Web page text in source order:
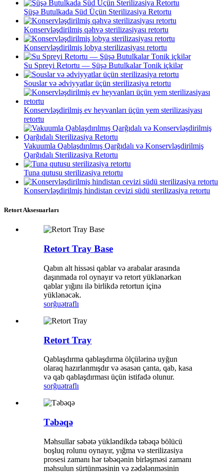
Şüşə Butulkada Süd Üçün Sterilizasiya Retortu
Konservləşdirilmiş qəhvə sterilizasiyası retortu
Konservləşdirilmiş lobya sterilizasiyası retortu
Su Spreyi Retortu — Şüşə Butulkalar Tonik içkilər
Souslar və ədviyyatlar üçün sterilizasiya retortu
Konservləşdirilmiş ev heyvanları üçün yem sterilizasiyası
retortu
Vakuumla Qablaşdırılmış Qarğıdalı və Konservləşdirilmiş
Qarğıdalı Sterilizasiya Retortu
Tuna qutusu sterilizasiya retortu
Konservləşdirilmiş hindistan cevizi südü sterilizasiya retortu
Retort Aksesuarları
Retort Tray Base
Qabın alt hissəsi qablar və arabalar arasında
daşınmada rol oynayır və retort yüklənərkən
qablar yığını ilə birlikdə retortun içinə
yüklənəcək.
sorğuətraflı
Retort Tray
Qablaşdırma qablaşdırma ölçülərinə uyğun
olaraq hazırlanmışdır və əsasən çanta, qab, kasa
və qab qablaşdırması üçün istifadə olunur.
sorğuətraflı
Təbəqə
Məhsullar səbətə yükləndikdə təbəqə bölücü
boşluq rolunu oynayır, yığma və sterilizasiya
prosesi zamanı hər təbəqənin birləşməsi zamanı
məhsulun sürtünməsinin və zədələnməsinin